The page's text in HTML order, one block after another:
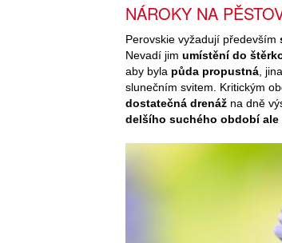
NÁROKY NA
Perovskie vyžadují především
Nevadí jim umístění do
aby byla půda propustná ,
slunečním svitem. Kritickým
dostatečná drenáž na dně
delšího suchého období